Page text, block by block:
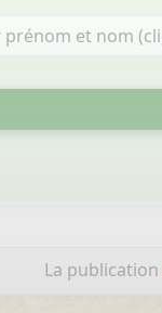
La publication